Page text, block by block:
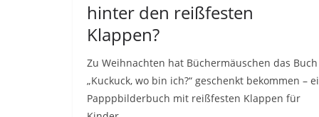
hinter den reißfesten
Klappen?
Zu Weihnachten hat Büchermäuschen das Buch
„Kuckuck, wo bin ich?“ geschenkt bekommen –
Papppbilderbuch mit reißfesten Klappen für